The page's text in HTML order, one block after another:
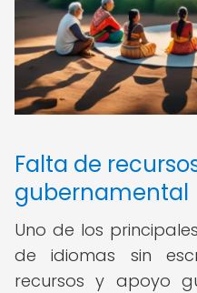
Falta de
gubernamental
Uno de los
de idiomas sin
recursos y apoyo